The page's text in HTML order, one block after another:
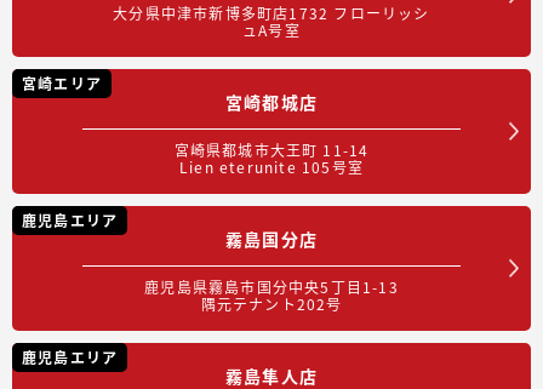
大分県中津市新博多町店1732 フローリッシ
ュA号室
宮崎エリア
宮崎都城店
宮崎県都城市大王町 11-14
Lien eterunite 105号室
鹿児島エリア
霧島国分店
鹿児島県霧島市国分中央5丁目1-13
隅元テナント202号
鹿児島エリア
霧島隼人店